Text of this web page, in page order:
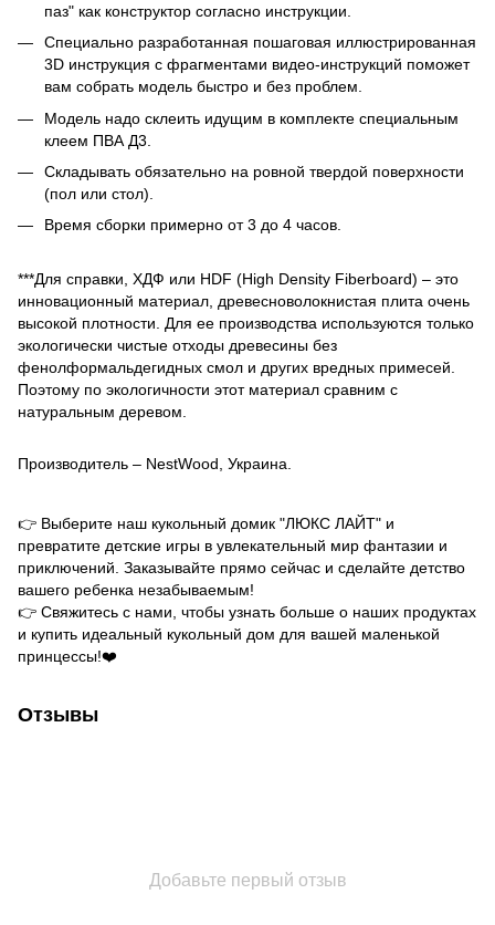
паз" как конструктор согласно инструкции.
Специально разработанная пошаговая иллюстрированная
3D инструкция с фрагментами видео-инструкций поможет
вам собрать модель быстро и без проблем.
Модель надо склеить идущим в комплекте специальным
клеем ПВА Д3.
Складывать обязательно на ровной твердой поверхности
(пол или стол).
Время сборки примерно от 3 до 4 часов.
***Для справки, ХДФ или HDF (High Density Fiberboard) – это
инновационный материал, древесноволокнистая плита очень
высокой плотности. Для ее производства используются только
экологически чистые отходы древесины без
фенолформальдегидных смол и других вредных примесей.
Поэтому по экологичности этот материал сравним с
натуральным деревом.
Производитель – NestWood, Украина.
👉 Выберите наш кукольный домик "ЛЮКС ЛАЙТ" и
превратите детские игры в увлекательный мир фантазии и
приключений. Заказывайте прямо сейчас и сделайте детство
вашего ребенка незабываемым!
👉 Свяжитесь с нами, чтобы узнать больше о наших продуктах
и купить идеальный кукольный дом для вашей маленькой
принцессы!❤️
Отзывы
Добавьте первый отзыв